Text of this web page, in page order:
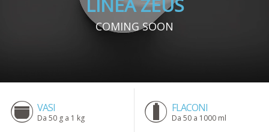
LINEA ZEUS
COMING SOON
VASI
Da 50 g a 1 kg
FLACONI
Da 50 a 1000 ml